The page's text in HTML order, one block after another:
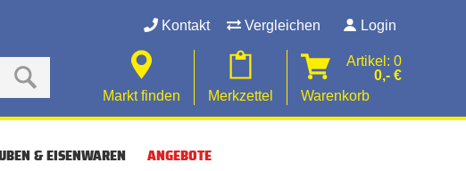
Kontakt Vergleichen Login
Markt finden Merkzettel
Artikel: 0
0,- €
Warenkorb
& EISENWAREN ANGEBOTE